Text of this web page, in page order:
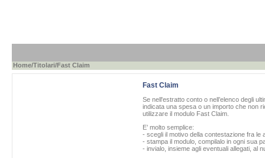
Home/Titolari/Fast Claim
Fast Claim
Se nell'estratto conto o nell’elenco degli
indicata una spesa o un importo che non
utilizzare il modulo Fast Claim.
E’ molto semplice:
- scegli il motivo della contestazione fra le
- stampa il modulo, compilalo in ogni sua
- invialo, insieme agli eventuali allegati, al